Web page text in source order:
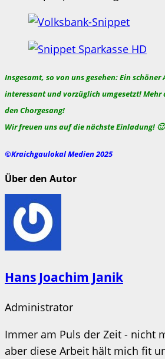
Insgesamt, so von uns gesehen: Ein
interessant und vorzüglich umgesetzt! Mehr
den Chorgesang!
Wir freuen uns auf die nächste Einladung! 🙂
©Kraichgaulokal Medien 2025
Über den Autor
Hans Joachim Janik
Administrator
Immer am Puls der Zeit - nicht
aber diese Arbeit hält mich fit